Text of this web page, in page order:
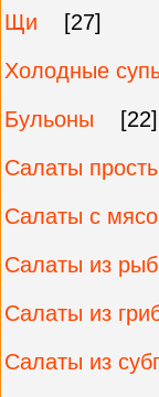
Щи
[27]
Холодные
Бульоны
[22]
Салаты
Салаты с
Салаты из
Салаты из
Салаты из